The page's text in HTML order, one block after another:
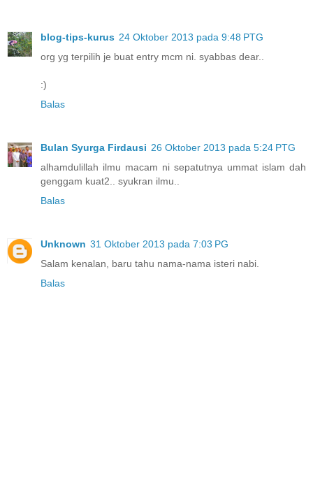
blog-tips-kurus 24 Oktober 2013 pada 9:48 PTG
org yg terpilih je buat entry mcm ni. syabbas dear..
:)
Balas
Bulan Syurga Firdausi 26 Oktober 2013 pada 5:24 PTG
alhamdulillah ilmu macam ni sepatutnya ummat islam dah
genggam kuat2.. syukran ilmu..
Balas
Unknown 31 Oktober 2013 pada 7:03 PG
Salam kenalan, baru tahu nama-nama isteri nabi.
Balas